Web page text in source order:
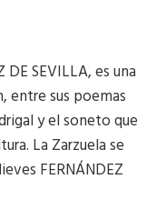
SEVILLA, es una
entre sus poemas
y el soneto que
La Zarzuela se
FERNÁNDEZ